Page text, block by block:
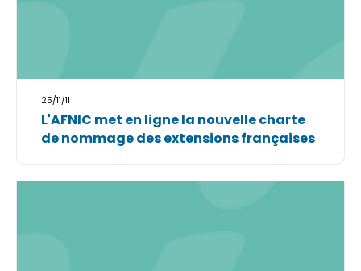
25/11/11
L'AFNIC met en ligne la nouvelle charte
de nommage des extensions françaises